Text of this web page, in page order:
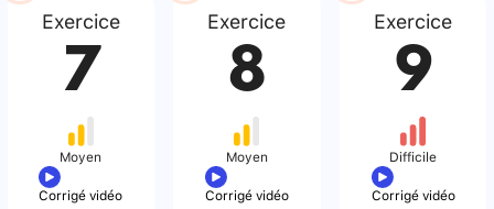
Exercice
7
Moyen
Corrigé vidéo
Exercice
8
Moyen
Corrigé vidéo
Exercice
9
Difficile
Corrigé vidéo